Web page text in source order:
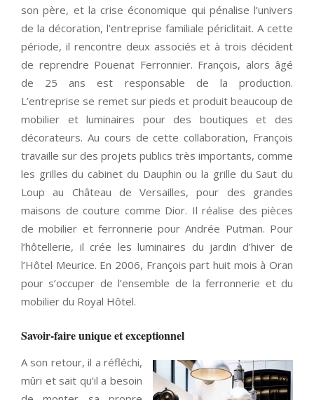
son père, et la crise économique qui pénalise l’univers
de la décoration, l’entreprise familiale périclitait. A cette
période, il rencontre deux associés et à trois décident
de reprendre Pouenat Ferronnier. François, alors âgé
de 25 ans est responsable de la production.
L’entreprise se remet sur pieds et produit beaucoup de
mobilier et luminaires pour des boutiques et des
décorateurs. Au cours de cette collaboration, François
travaille sur des projets publics très importants, comme
les grilles du cabinet du Dauphin ou la grille du Saut du
Loup au Château de Versailles, pour des grandes
maisons de couture comme Dior. Il réalise des pièces
de mobilier et ferronnerie pour Andrée Putman. Pour
l’hôtellerie, il crée les luminaires du jardin d’hiver de
l’Hôtel Meurice. En 2006, François part huit mois à Oran
pour s’occuper de l’ensemble de la ferronnerie et du
mobilier du Royal Hôtel.
Savoir-faire unique et exceptionnel
A son retour, il a réfléchi,
mûri et sait qu’il a besoin